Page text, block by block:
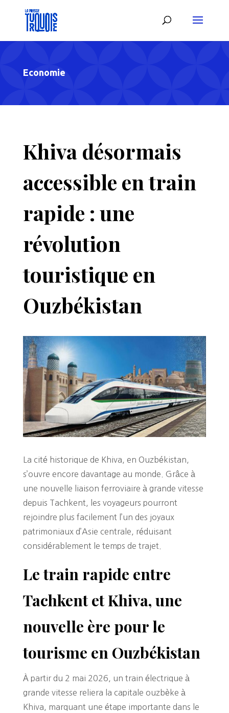
Economie
Khiva désormais
accessible en train
rapide : une
révolution
touristique en
Ouzbékistan
La cité historique de Khiva, en Ouzbékistan,
s’ouvre encore davantage au monde. Grâce à
une nouvelle liaison ferroviaire à grande vitesse
depuis Tachkent, les voyageurs pourront
rejoindre plus facilement l’un des joyaux
patrimoniaux d’Asie centrale, réduisant
considérablement le temps de trajet.
Le train rapide entre
Tachkent et Khiva, une
nouvelle ère pour le
tourisme en Ouzbékistan
À partir du 2 mai 2026, un train électrique à
grande vitesse reliera la capitale ouzbèke à
Khiva, marquant une étape importante dans le